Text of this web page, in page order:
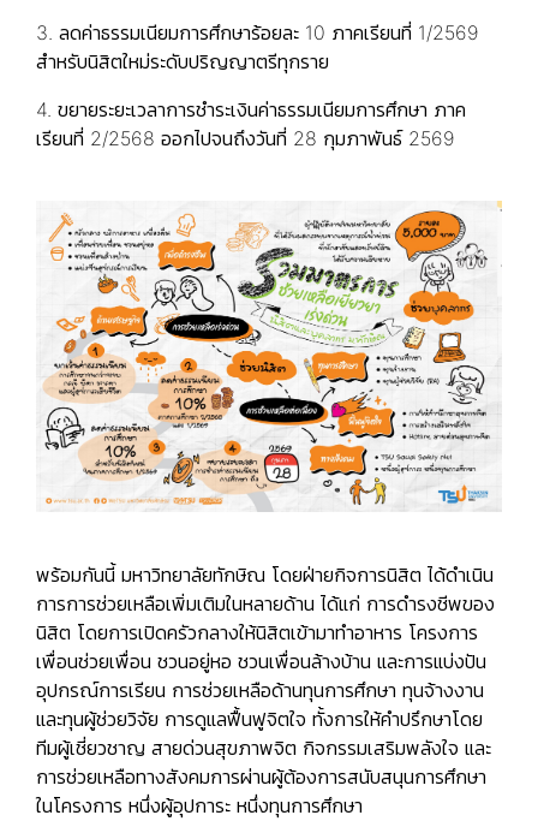
3. ลดค่าธรรมเนียมการศึกษาร้อยละ 10 ภาคเรียนที่ 1/2569
สำหรับนิสิตใหม่ระดับปริญญาตรีทุกราย
4. ขยายระยะเวลาการชำระเงินค่าธรรมเนียมการศึกษา ภาค
เรียนที่ 2/2568 ออกไปจนถึงวันที่ 28 กุมภาพันธ์ 2569
พร้อมกันนี้ มหาวิทยาลัยทักษิณ โดยฝ่ายกิจการนิสิต ได้ดำเนิน
การการช่วยเหลือเพิ่มเติมในหลายด้าน ได้แก่ การดำรงชีพของ
นิสิต โดยการเปิดครัวกลางให้นิสิตเข้ามาทำอาหาร โครงการ
เพื่อนช่วยเพื่อน ชวนอยู่หอ ชวนเพื่อนล้างบ้าน และการแบ่งปัน
อุปกรณ์การเรียน การช่วยเหลือด้านทุนการศึกษา ทุนจ้างงาน
และทุนผู้ช่วยวิจัย การดูแลฟื้นฟูจิตใจ ทั้งการให้คำปรึกษาโดย
ทีมผู้เชี่ยวชาญ สายด่วนสุขภาพจิต กิจกรรมเสริมพลังใจ และ
การช่วยเหลือทางสังคมการผ่านผู้ต้องการสนับสนุนการศึกษา
ในโครงการ หนึ่งผู้อุปการะ หนึ่งทุนการศึกษา